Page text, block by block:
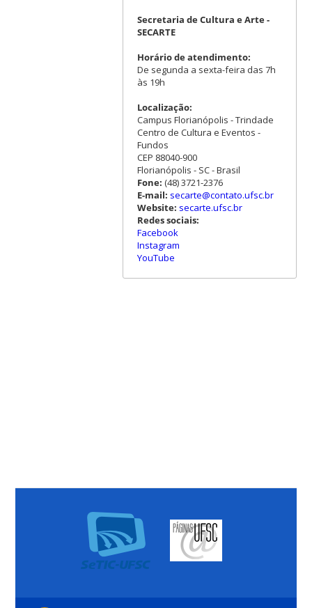
Secretaria de Cultura e Arte -
SECARTE
Horário de atendimento:
De segunda a sexta-feira das 7h
às 19h
Localização:
Campus Florianópolis - Trindade
Centro de Cultura e Eventos -
Fundos
CEP 88040-900
Florianópolis - SC - Brasil
Fone: (48) 3721-2376
E-mail: secarte@contato.ufsc.br
Website: secarte.ufsc.br
Redes sociais:
Facebook
Instagram
YouTube